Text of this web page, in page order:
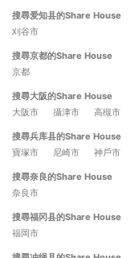
搜尋爱知县的Share House
刈谷市
搜尋京都的Share House
京都
搜尋大阪的Share House
大阪市
攝津市 高槻市
搜尋兵库县的Share House
寶塚市
尼崎市 神戶市
搜尋奈良的Share House
奈良市
搜尋福冈县的Share House
福岡市